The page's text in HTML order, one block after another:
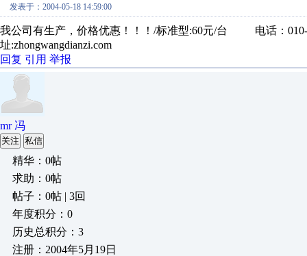
发表于：2004-05-18 14:59:00
我公司有生产，价格优惠！！！/标准型:60元/台 电话：
址:zhongwangdianzi.com
回复 引用 举报
mr 冯
关注 私信
精华：0帖
求助：0帖
帖子：0帖 | 3回
年度积分：0
历史总积分：3
注册：2004年5月19日